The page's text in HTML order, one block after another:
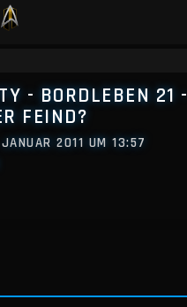
- BORDLEBEN 21 -
FEIND?
2011 UM 13:57